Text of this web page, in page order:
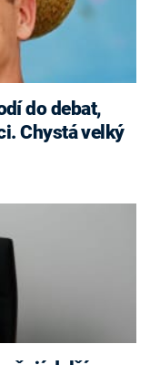
do debat,
Chystá velký